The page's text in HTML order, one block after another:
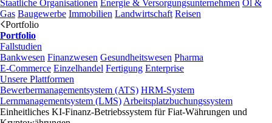
Staatliche Organisationen Energie & Versorgungsunternehmen Öl &
Gas Baugewerbe Immobilien Landwirtschaft Reisen
Portfolio
Portfolio
Fallstudien
Bankwesen Finanzwesen Gesundheitswesen Pharma
E-Commerce Einzelhandel Fertigung Enterprise
Unsere Plattformen
Bewerbermanagementsystem (ATS) HRM-System
Lernmanagementsystem (LMS) Arbeitsplatzbuchungssystem
Einheitliches KI-Finanz-Betriebssystem für Fiat-Währungen und